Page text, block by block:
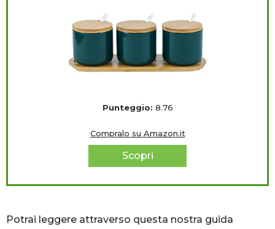
Punteggio: 8.76
Compralo su Amazon.it
Scopri
Potrai leggere attraverso questa nostra guida